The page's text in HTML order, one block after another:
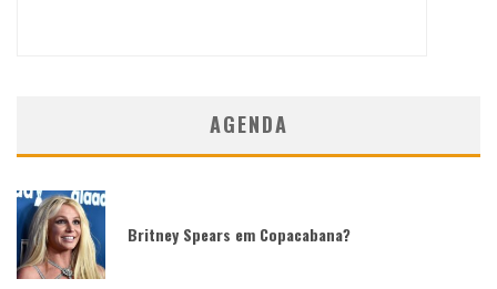
AGENDA
Britney Spears em Copacabana?